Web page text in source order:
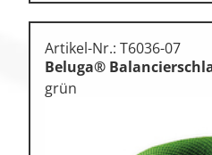
Artikel-Nr.: T6036-07
Beluga®
grün